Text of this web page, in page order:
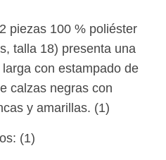
piezas 100 % poliéster
talla 18) presenta una
con estampado de
calzas negras con
y amarillas. (1)
(1)